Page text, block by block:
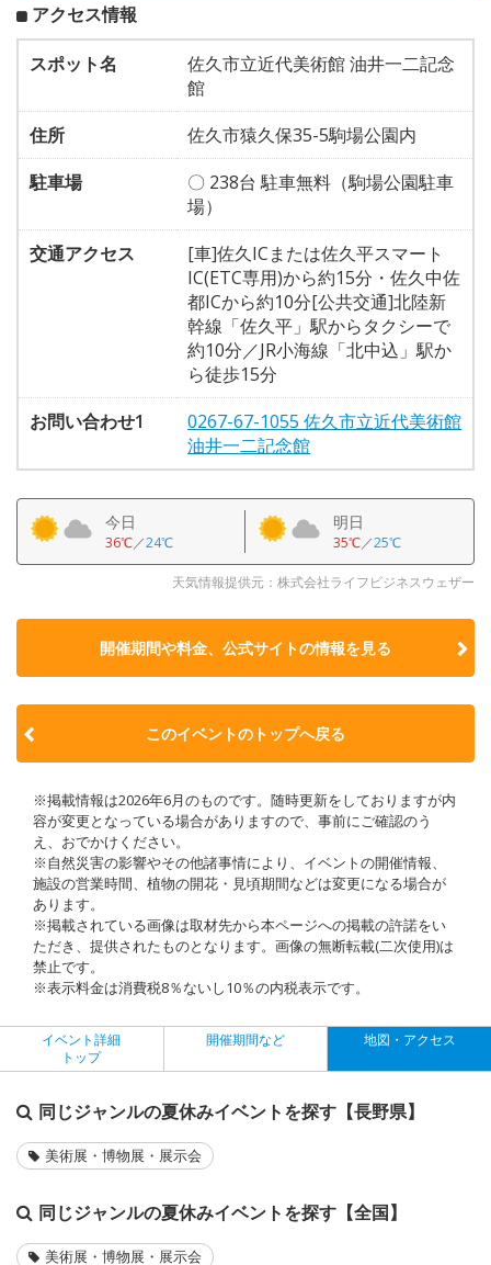
アクセス情報
スポット名
佐久市立近代美術館 油井一二記念
館
住所
佐久市猿久保35-5駒場公園内
駐車場
〇 238台 駐車無料（駒場公園駐車
場）
交通アクセス
[車]佐久ICまたは佐久平スマート
IC(ETC専用)から約15分・佐久中佐
都ICから約10分[公共交通]北陸新
幹線「佐久平」駅からタクシーで
約10分／JR小海線「北中込」駅か
ら徒歩15分
お問い合わせ1
0267-67-1055 佐久市立近代美術館
油井一二記念館
今日
36℃／24℃
明日
35℃／25℃
天気情報提供元：株式会社ライフビジネスウェザー
開催期間や料金、公式サイトの情報を見る
このイベントのトップへ戻る
※掲載情報は2026年6月のものです。随時更新をしておりますが内
容が変更となっている場合がありますので、事前にご確認のう
え、おでかけください。
※自然災害の影響やその他諸事情により、イベントの開催情報、
施設の営業時間、植物の開花・見頃期間などは変更になる場合が
あります。
※掲載されている画像は取材先から本ページへの掲載の許諾をい
ただき、提供されたものとなります。画像の無断転載(二次使用)は
禁止です。
※表示料金は消費税8％ないし10％の内税表示です。
イベント詳細
トップ
開催期間など 地図・アクセス
同じジャンルの夏休みイベントを探す【長野県】
美術展・博物展・展示会
同じジャンルの夏休みイベントを探す【全国】
美術展・博物展・展示会